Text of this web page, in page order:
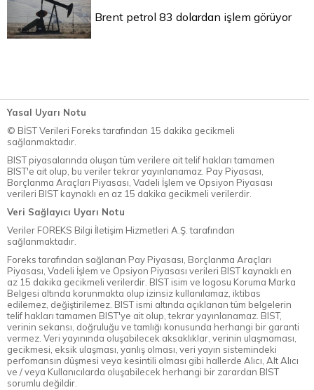
Brent petrol 83 dolardan işlem görüyor
Yasal Uyarı Notu
© BİST Verileri Foreks tarafından 15 dakika gecikmeli
sağlanmaktadır.
BIST piyasalarında oluşan tüm verilere ait telif hakları tamamen
BIST'e ait olup, bu veriler tekrar yayınlanamaz. Pay Piyasası,
Borçlanma Araçları Piyasası, Vadeli İşlem ve Opsiyon Piyasası
verileri BIST kaynaklı en az 15 dakika gecikmeli verilerdir.
Veri Sağlayıcı Uyarı Notu
Veriler FOREKS Bilgi İletişim Hizmetleri A.Ş. tarafından
sağlanmaktadır.
Foreks tarafından sağlanan Pay Piyasası, Borçlanma Araçları
Piyasası, Vadeli İşlem ve Opsiyon Piyasası verileri BIST kaynaklı en
az 15 dakika gecikmeli verilerdir. BIST isim ve logosu Koruma Marka
Belgesi altında korunmakta olup izinsiz kullanılamaz, iktibas
edilemez, değiştirilemez. BIST ismi altında açıklanan tüm belgelerin
telif hakları tamamen BIST'ye ait olup, tekrar yayınlanamaz. BIST,
verinin sekansı, doğruluğu ve tamlığı konusunda herhangi bir garanti
vermez. Veri yayınında oluşabilecek aksaklıklar, verinin ulaşmaması,
gecikmesi, eksik ulaşması, yanlış olması, veri yayın sistemindeki
perfomansın düşmesi veya kesintili olması gibi hallerde Alıcı, Alt Alıcı
ve / veya Kullanıcılarda oluşabilecek herhangi bir zarardan BIST
sorumlu değildir.